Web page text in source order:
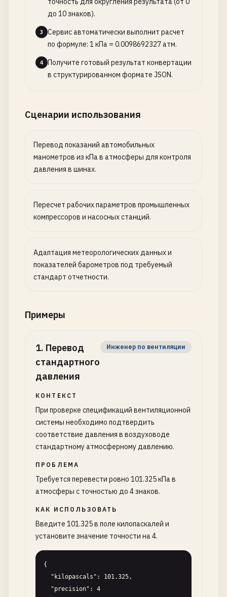
до 10 знаков).
3
Сервис автоматически выполнит расчет
по формуле: 1 кПа = 0.0098692327 атм.
4
Получите готовый результат конвертации
в структурированном формате JSON.
Сценарии использования
Перевод показаний автомобильных
манометров из кПа в атмосферы для контроля
давления в шинах.
Пересчет рабочих параметров промышленных
компрессоров и насосных станций.
Адаптация метеорологических данных и
показателей барометров под требуемый
стандарт отчетности.
Примеры
1. Перевод
стандартного
давления
Инженер по вентиляции
КОНТЕКСТ
При проверке спецификаций вентиляционной
системы необходимо подтвердить
соответствие давления в воздуховоде
стандартному атмосферному давлению.
ПРОБЛЕМА
Требуется перевести ровно 101.325 кПа в
атмосферы с точностью до 4 знаков.
КАК ИСПОЛЬЗОВАТЬ
Введите 101.325 в поле килопаскалей и
установите значение точности на 4.
{